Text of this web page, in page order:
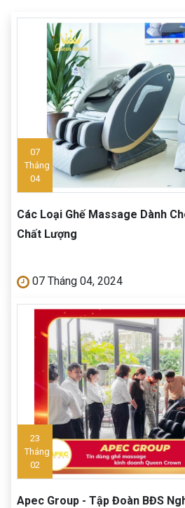
07
Tháng
04
Các Loại Ghế Massage Dành
Chất Lượng
07 Tháng 04, 2024
23
Tháng
02
Apec Group - Tập Đoàn BĐS